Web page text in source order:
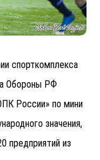
спорткомплекса
Обороны РФ
России» по мини
значения,
предприятий из